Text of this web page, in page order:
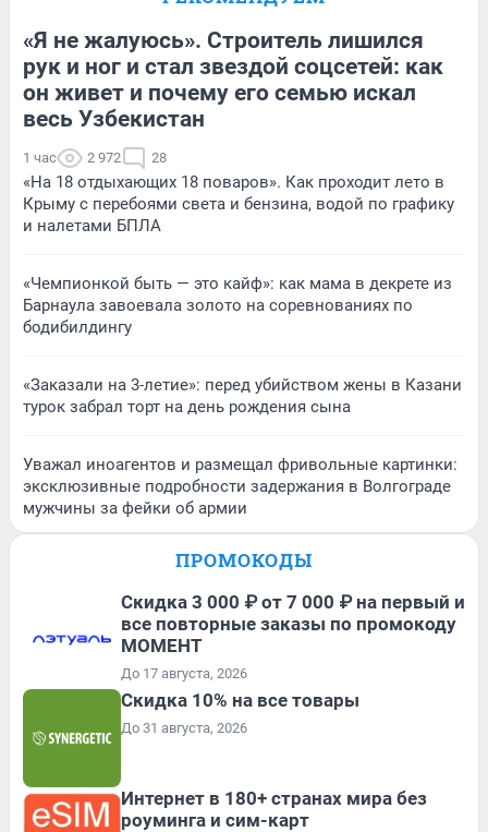
«Я не жалуюсь». Строитель лишился
рук и ног и стал звездой соцсетей: как
он живет и почему его семью искал
весь Узбекистан
1 час 2 972 28
«На 18 отдыхающих 18 поваров». Как проходит лето в
Крыму с перебоями света и бензина, водой по графику
и налетами БПЛА
«Чемпионкой быть — это кайф»: как мама в декрете из
Барнаула завоевала золото на соревнованиях по
бодибилдингу
«Заказали на 3-летие»: перед убийством жены в Казани
турок забрал торт на день рождения сына
Уважал иноагентов и размещал фривольные картинки:
эксклюзивные подробности задержания в Волгограде
мужчины за фейки об армии
ПРОМОКОДЫ
Скидка 3 000 ₽ от 7 000 ₽ на первый и
все повторные заказы по промокоду
МОМЕНТ
До 17 августа, 2026
Скидка 10% на все товары
До 31 августа, 2026
Интернет в 180+ странах мира без
роуминга и сим-карт